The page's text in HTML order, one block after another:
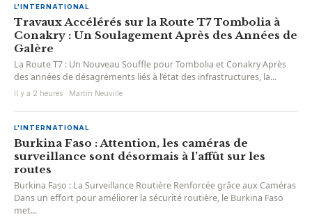
L'INTERNATIONAL
Travaux Accélérés sur la Route T7 Tombolia à
Conakry : Un Soulagement Après des Années de
Galère
La Route T7 : Un Nouveau Souffle pour Tombolia et Conakry Après
des années de désagréments liés à l’état des infrastructures, la...
Il y a 2 heures · Martin Neuville
L'INTERNATIONAL
Burkina Faso : Attention, les caméras de
surveillance sont désormais à l’affût sur les
routes
Burkina Faso : La Surveillance Routière Renforcée grâce aux Caméras
Dans un effort pour améliorer la sécurité routière, le Burkina Faso
met...